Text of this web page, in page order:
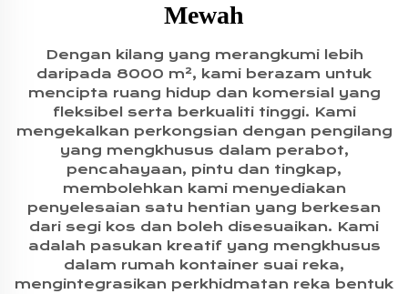
Mewah
Dengan kilang yang merangkumi lebih
daripada 8000 m², kami berazam untuk
mencipta ruang hidup dan komersial yang
fleksibel serta berkualiti tinggi. Kami
mengekalkan perkongsian dengan pengilang
yang mengkhusus dalam perabot,
pencahayaan, pintu dan tingkap,
membolehkan kami menyediakan
penyelesaian satu hentian yang berkesan
dari segi kos dan boleh disesuaikan. Kami
adalah pasukan kreatif yang mengkhusus
dalam rumah kontainer suai reka,
mengintegrasikan perkhidmatan reka bentuk